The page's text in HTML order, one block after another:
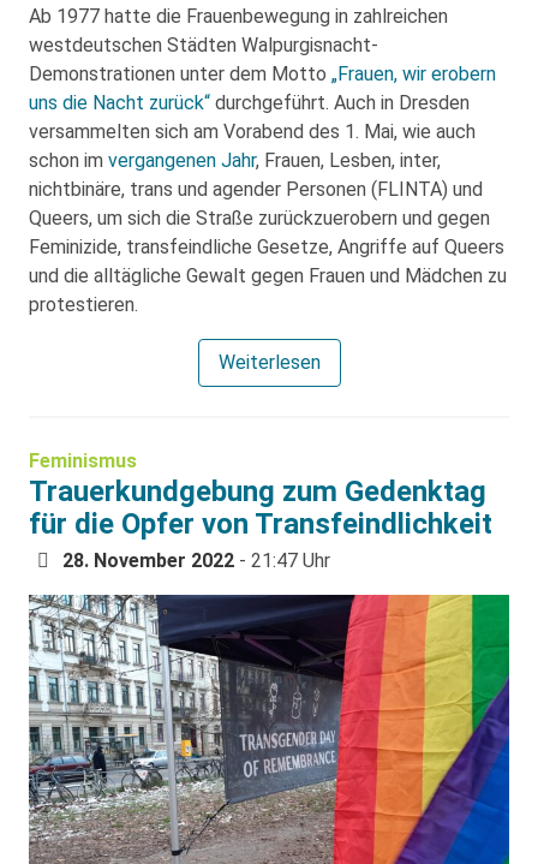
Ab 1977 hatte die Frauenbewegung in zahlreichen
westdeutschen Städten Walpurgisnacht-
Demonstrationen unter dem Motto „Frauen, wir erobern
uns die Nacht zurück“ durchgeführt. Auch in Dresden
versammelten sich am Vorabend des 1. Mai, wie auch
schon im vergangenen Jahr, Frauen, Lesben, inter,
nichtbinäre, trans und agender Personen (FLINTA) und
Queers, um sich die Straße zurückzuerobern und gegen
Feminizide, transfeindliche Gesetze, Angriffe auf Queers
und die alltägliche Gewalt gegen Frauen und Mädchen zu
protestieren.
Weiterlesen
Feminismus
Trauerkundgebung zum Gedenktag
für die Opfer von Transfeindlichkeit
28. November 2022 - 21:47 Uhr